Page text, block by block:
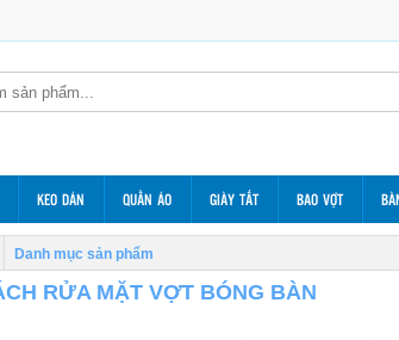
KEO DÁN QUẦN ÁO GIÀY TẤT BAO VỢT
Danh mục sản phẩm
RỬA MẶT VỢT BÓNG BÀN